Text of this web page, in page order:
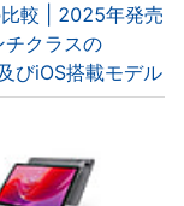
較 | 2025年発売
クラスの
びiOS搭載モデル